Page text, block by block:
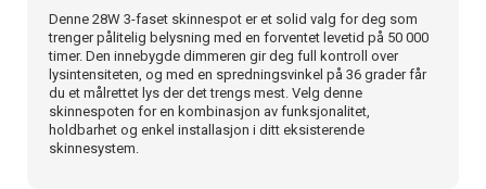
Denne 28W 3-faset skinnespot er et solid valg for deg som
trenger pålitelig belysning med en forventet levetid på 50 000
timer. Den innebygde dimmeren gir deg full kontroll over
lysintensiteten, og med en spredningsvinkel på 36 grader får
du et målrettet lys der det trengs mest. Velg denne
skinnespoten for en kombinasjon av funksjonalitet,
holdbarhet og enkel installasjon i ditt eksisterende
skinnesystem.